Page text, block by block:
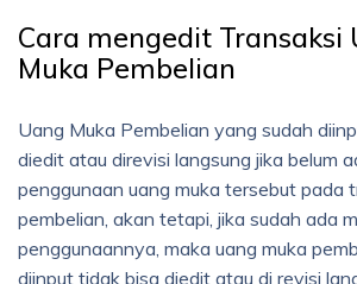
Cara mengedit Transaksi
Muka Pembelian
Uang Muka Pembelian yang sudah
diedit atau direvisi langsung jika belum
penggunaan uang muka tersebut pada
pembelian, akan tetapi, jika sudah ada
penggunaannya, maka uang muka
diinput tidak bisa diedit atau di revisi